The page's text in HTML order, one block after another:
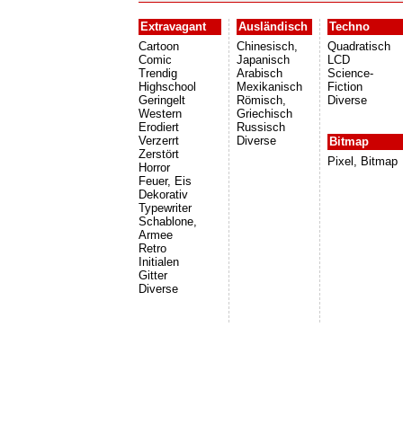
Extravagant
Cartoon
Comic
Trendig
Highschool
Geringelt
Western
Erodiert
Verzerrt
Zerstört
Horror
Feuer, Eis
Dekorativ
Typewriter
Schablone,
Armee
Retro
Initialen
Gitter
Diverse
Ausländisch
Chinesisch,
Japanisch
Arabisch
Mexikanisch
Römisch,
Griechisch
Russisch
Diverse
Techno
Quadratisch
LCD
Science-
Fiction
Diverse
Bitmap
Pixel, Bitmap